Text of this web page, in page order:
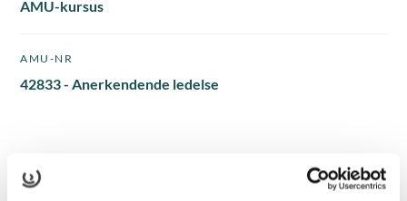
AMU-kursus
AMU-NR
42833 - Anerkendende ledelse